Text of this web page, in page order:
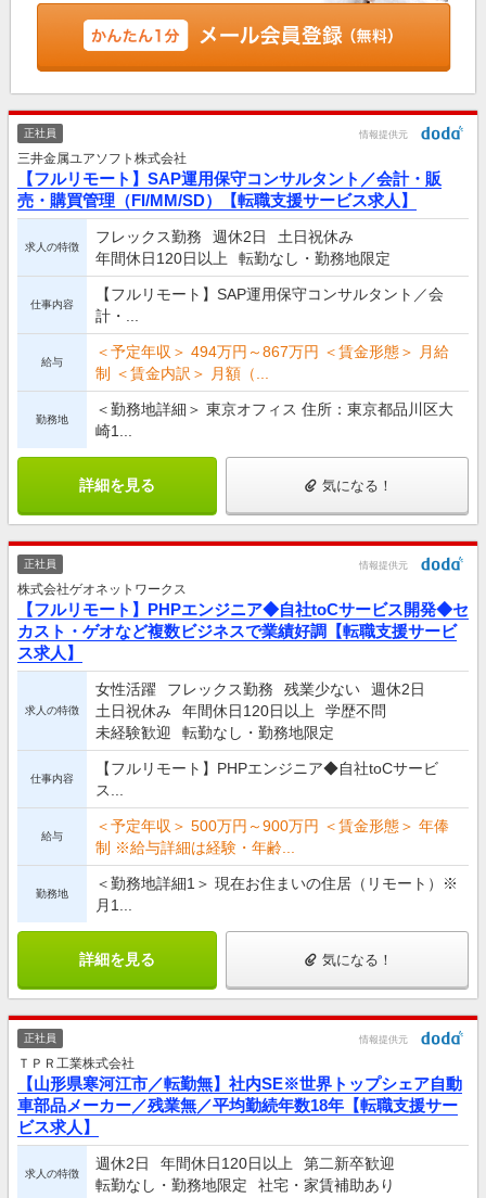
正社員 情報提供元
三井金属ユアソフト株式会社
【フルリモート】SAP運用保守コンサルタント／会計・販
売・購買管理（FI/MM/SD）【転職支援サービス求人】
求人の特徴
フレックス勤務 週休2日
土日祝休み
年間休日120日以上
転勤なし・勤務地限定
仕事内容
【フルリモート】SAP運用保守コンサルタント／会
計・...
給与
＜予定年収＞ 494万円～867万円 ＜賃金形態＞ 月給
制 ＜賃金内訳＞ 月額（...
勤務地
＜勤務地詳細＞ 東京オフィス 住所：東京都品川区大
崎1...
詳細を見る 気になる！
正社員 情報提供元
株式会社ゲオネットワークス
【フルリモート】PHPエンジニア◆自社toCサービス開発◆セ
カスト・ゲオなど複数ビジネスで業績好調【転職支援サービ
ス求人】
求人の特徴
女性活躍 フレックス勤務 残業少ない
週休2日
土日祝休み
年間休日120日以上
学歴不問
未経験歓迎
転勤なし・勤務地限定
仕事内容
【フルリモート】PHPエンジニア◆自社toCサービ
ス...
給与
＜予定年収＞ 500万円～900万円 ＜賃金形態＞ 年俸
制 ※給与詳細は経験・年齢...
勤務地
＜勤務地詳細1＞ 現在お住まいの住居（リモート）※
月1...
詳細を見る 気になる！
正社員 情報提供元
ＴＰＲ工業株式会社
【山形県寒河江市／転勤無】社内SE※世界トップシェア自動
車部品メーカー／残業無／平均勤続年数18年【転職支援サー
ビス求人】
求人の特徴
週休2日 年間休日120日以上
第二新卒歓迎
転勤なし・勤務地限定
社宅・家賃補助あり